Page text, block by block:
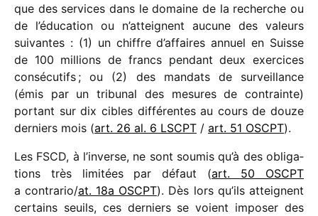
que des services dans le domaine de la recherche ou
de l’éducation ou n’atteignent aucune des valeurs
suivantes : (1) un chiffre d’affaires annuel en Suisse
de 100 millions de francs pendant deux exer­cices
consé­cu­tifs ; ou (2) des mandats de surveillance
(émis par un tribu­nal des mesures de contrainte)
portant sur dix cibles diffé­rentes au cours de douze
derniers mois (art. 26 al. 6 LSCPT /​ art. 51 OSCPT).
Les FSCD, à l’inverse, ne sont soumis qu’à des obli­ga­
tions très limi­tées par défaut (art. 50 OSCPT
a contrario/​at. 18a OSCPT). Dès lors qu’ils atteignent
certains seuils, ces derniers se voient impo­ser des